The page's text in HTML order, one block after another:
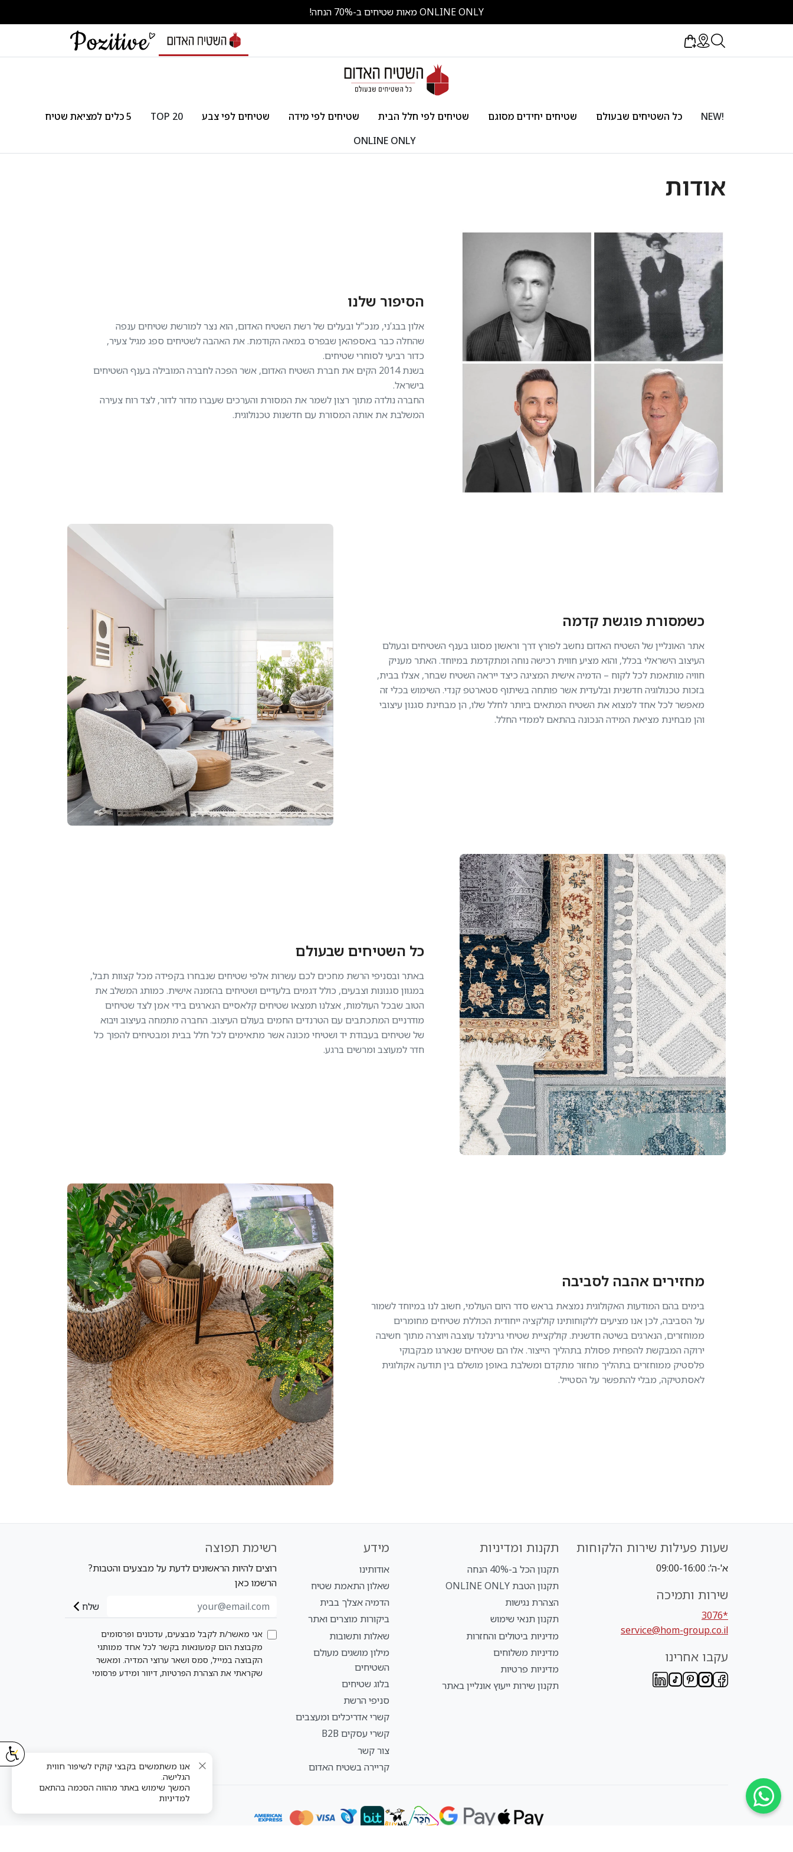
ONLINE ONLY מאות שטיחים ב-70% הנחה!
!NEW כל השטיחים שבעולם שטיחים יחידים מסוגם שטיחים לפי חלל הבית שטיחים לפי מידה שטיחים לפי צבע TOP 20
5 כלים למציאת שטיח
ONLINE ONLY
אודות
הסיפור שלנו
אלון בבג’ני, מנכ"ל ובעלים של רשת השטיח האדום, הוא נצר למורשת שטיחים ענפה
שהחלה כבר באספהאן שבפרס במאה הקודמת. את האהבה לשטיחים ספג מגיל צעיר,
כדור רביעי לסוחרי שטיחים.
בשנת 2014 הקים את חברת השטיח האדום, אשר הפכה לחברה המובילה בענף השטיחים
בישראל.
החברה נולדה מתוך רצון לשמר את המסורת והערכים שעברו מדור לדור, לצד רוח צעירה
המשלבת את אותה המסורת עם חדשנות טכנולוגית.
כשמסורת פוגשת קדמה
אתר האונליין של השטיח האדום נחשב לפורץ דרך וראשון מסוגו בענף השטיחים ובעולם
העיצוב הישראלי בכלל, והוא מציע חווית רכישה נוחה ומתקדמת במיוחד. האתר מעניק
חוויה מותאמת לכל לקוח – הדמיה אישית המציגה כיצד ייראה השטיח שבחר, אצלו בבית,
בזכות טכנולוגיה חדשנית ובלעדית אשר פותחה בשיתוף סטארטפ קנדי. השימוש בכלי זה
מאפשר לכל אחד למצוא את השטיח המתאים ביותר לחלל שלו, הן מבחינת סגנון עיצובי
והן מבחינת מציאת המידה הנכונה בהתאם לממדי החלל.
כל השטיחים שבעולם
באתר ובסניפי הרשת מחכים לכם עשרות אלפי שטיחים שנבחרו בקפידה מכל קצוות תבל,
במגוון סגנונות וצבעים, כולל דגמים בלעדיים ושטיחים בהזמנה אישית. כמותג המשלב את
הטוב שבכל העולמות, אצלנו תמצאו שטיחים קלאסיים הנארגים בידי אמן לצד שטיחים
מודרניים המתכתבים עם הטרנדים החמים בעולם העיצוב. החברה מתמחה בעיצוב ויבוא
של שטיחים בעבודת יד ושטיחי מכונה אשר מתאימים לכל חלל בבית ומבטיחים להפוך כל
חדר למעוצב ומרשים ברגע.
מחזירים אהבה לסביבה
בימים בהם המודעות האקולוגית נמצאת בראש סדר היום העולמי, חשוב לנו במיוחד לשמור
על הסביבה, לכן אנו מציעים ללקוחותינו קולקציה ייחודית הכוללת שטיחים מחומרים
ממוחזרים, הנארגים בשיטה חדשנית. קולקציית שטיחי גרינלנד עוצבה ויוצרה מתוך חשיבה
ירוקה המבקשת להפחית פסולת בתהליך הייצור. אלו הם שטיחים שנארגו מבקבוקי
פלסטיק ממוחזרים בתהליך מחזור מתקדם ומשלבת באופן מושלם בין תודעה אקולוגית
לאסתטיקה, מבלי להתפשר על הסטייל.
שעות פעילות שירות הלקוחות
א'-ה': 09:00-16:00
שירות ותמיכה
*3076
service@hom-group.co.il
עקבו אחרינו
תקנות ומדיניות
תקנון הכל ב-40% הנחה
תקנון הטבת ONLINE ONLY
הצהרת נגישות
תקנון תנאי שימוש
מדיניות ביטולים והחזרות
מדיניות משלוחים
מדיניות פרטיות
תקנון שירות ייעוץ אונליין באתר
מידע
אודותינו
שאלון התאמת שטיח
הדמיה אצלך בבית
ביקורות מוצרים ואתר
שאלות ותשובות
מילון מושגים מעולם
השטיחים
בלוג שטיחים
סניפי הרשת
קשרי אדריכלים ומעצבים
קשרי עסקים B2B
צור קשר
קריירה בשטיח האדום
רשימת תפוצה
רוצים להיות הראשונים לדעת על מבצעים והטבות?
הרשמו כאן
שלח
אני מאשר/ת לקבל מבצעים, עדכונים ופרסומים
מקבוצת הום קמעונאות בקשר לכל אחד ממותגי
הקבוצה במייל, סמס ושאר ערוצי המדיה. ומאשר
שקראתי את הצהרת הפרטיות, דיוור ומידע פרסומי
אנו משתמשים בקבצי קוקיז לשיפור חווית
הגלישה.
המשך שימוש באתר מהווה הסכמה בהתאם
למדיניות